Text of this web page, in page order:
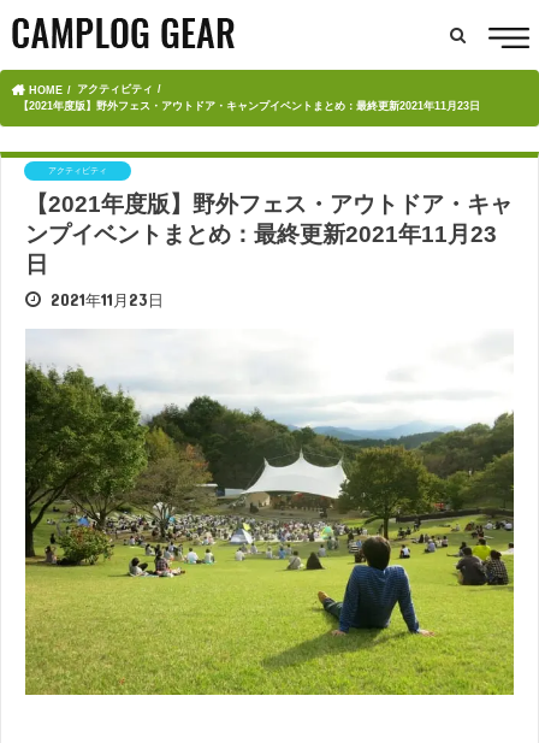
HOME
アクティビティ
【2021年度版】野外フェス・アウトドア・キャンプイベントまとめ：最終更新2021年11月23日
アクティビティ
【2021年度版】野外フェス・アウトドア・キャ
ンプイベントまとめ：最終更新2021年11月23
日
2021年11月23日